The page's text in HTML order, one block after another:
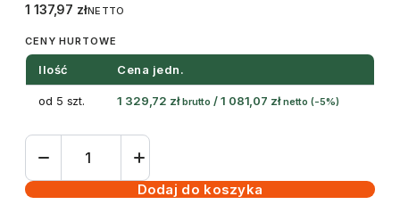
1 137,97 złNETTO
CENY HURTOWE
Ilość Cena jedn.
od 5 szt. 1 329,72 zł brutto /1 081,07 zł netto (-5%)
ilość
samoprzylepnaDodaj do koszyka